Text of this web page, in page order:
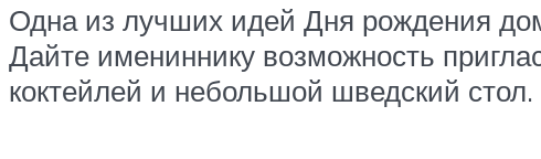
Одна из лучших идей Дня рождения
Дайте имениннику возможность
коктейлей и небольшой шведский